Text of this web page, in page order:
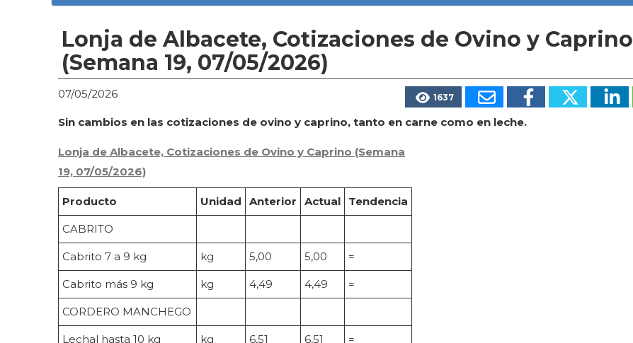
Lonja de Albacete, Cotizaciones de Ovino y Caprino
(Semana 19, 07/05/2026)
07/05/2026 1637
Sin cambios en las cotizaciones de ovino y caprino, tanto en carne como en leche.
Lonja de Albacete, Cotizaciones de Ovino y Caprino (Semana
19, 07/05/2026)
Producto Unidad Anterior Actual Tendencia
CABRITO
Cabrito 7 a 9 kg kg 5,00 5,00 =
Cabrito más 9 kg kg 4,49 4,49 =
CORDERO MANCHEGO
Lechal hasta 10 kg kg 6,51 6,51 =